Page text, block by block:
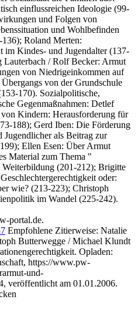
einflussreichen Ideologie (99-
und Folgen von
und Wohlbefinden
Roland Merten:
im Kindes- und Jugendalter (137-
Lauterbach / Rolf Becker: Armut
von Niedrigeinkommen auf
von der Grundschule
170). Sozialpolitische,
Gegenmaßnahmen: Detlef
Kindern: Herausforderung für
188); Gerd Iben: Die Förderung
als Beitrag zur
Ellen Esen: Über Armut
Material zum Thema "
(201-212); Brigitte
oder:
wie? (213-223); Christoph
im Wandel (225-242).
portal.de.
Empfohlene Zitierweise: Natalie
Butterwegge / Michael Klundt
Opladen:
https://www.pw-
und-
veröffentlicht am 01.01.2006.